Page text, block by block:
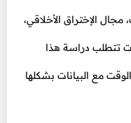
الإختراق الأخلاقي،
تتطلب دراسة هذا
مع البيانات بشكلها